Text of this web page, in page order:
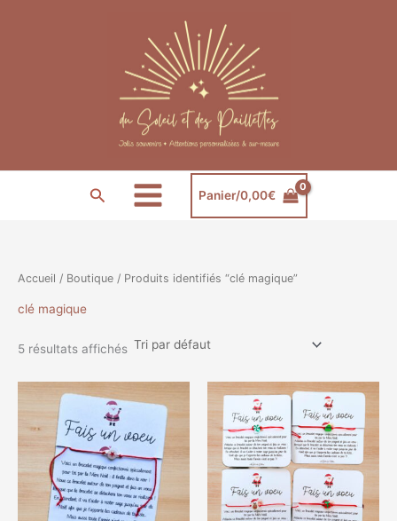
Rechercher Panier/0,00€
Accueil / Boutique / Produits identifiés “clé magique”
clé magique
5 résultats affichés
Ce
produit
a
plusieurs
variations.
Les
options